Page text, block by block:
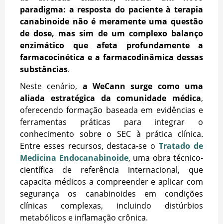
paradigma: a resposta do paciente à terapia
canabinoide não é meramente uma questão
de dose, mas sim de um complexo balanço
enzimático que afeta profundamente a
farmacocinética e a farmacodinâmica dessas
substâncias.
Neste cenário, a WeCann surge como uma
aliada estratégica da comunidade médica,
oferecendo formação baseada em evidências e
ferramentas práticas para integrar o
conhecimento sobre o SEC à prática clínica.
Entre esses recursos, destaca-se oTratado de
Medicina Endocanabinoide, uma obra técnico-
científica de referência internacional, que
capacita médicos a compreender e aplicar com
segurança os canabinoides em condições
clínicas complexas, incluindo distúrbios
metabólicos e inflamação crônica.